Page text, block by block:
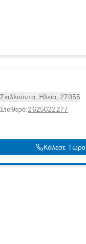
Σκιλλούντα, Ηλεία, 27055
Σταθερό:2625022277
Κάλεσε Τώρα